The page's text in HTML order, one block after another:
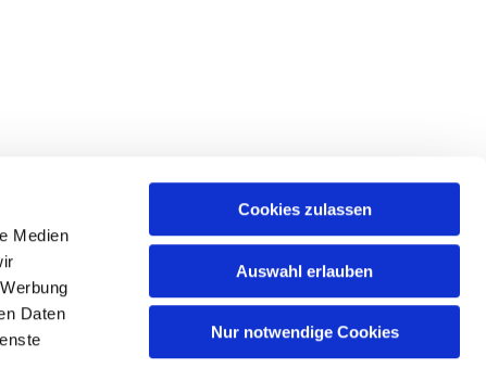
Medien
Daten
Cookies zulassen
Auswahl erlauben
Nur notwendige Cookies